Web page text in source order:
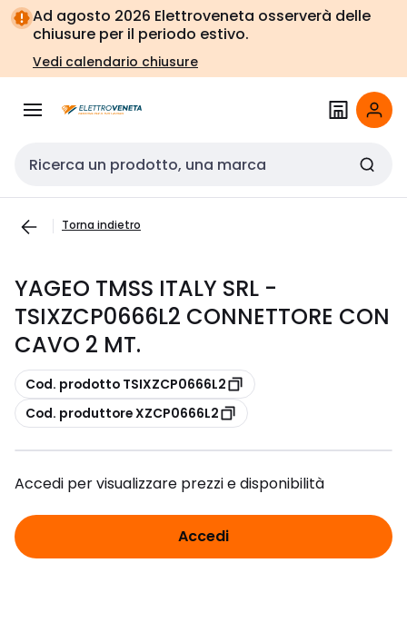
Vai alla
navigazione
Vai
alla
pagina
Ad agosto 2026 Elettroveneta osserverà delle
chiusure per il periodo estivo.
Vedi calendario chiusure
Cerca input
Torna indietro
YAGEO TMSS ITALY SRL -
TSIXZCP0666L2 CONNETTORE CON
CAVO 2 MT.
copia
Cod. prodotto TSIXZCP0666L2
copia
Cod. produttore XZCP0666L2
Accedi per visualizzare prezzi e disponibilità
Accedi